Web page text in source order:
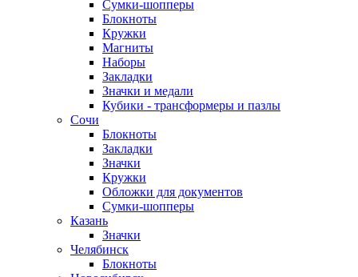
Сумки-шопперы
Блокноты
Кружки
Магниты
Наборы
Закладки
Значки и медали
Кубики - трансформеры и пазлы
Сочи
Блокноты
Закладки
Значки
Кружки
Обложки для документов
Сумки-шопперы
Казань
Значки
Челябинск
Блокноты